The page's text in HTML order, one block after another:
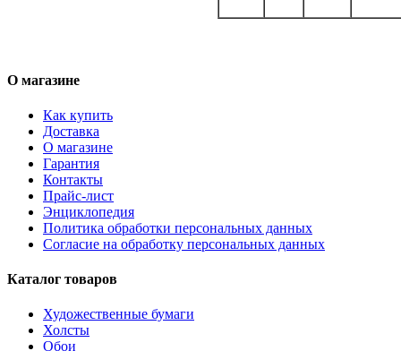
О магазине
Как купить
Доставка
О магазине
Гарантия
Контакты
Прайс-лист
Энциклопедия
Политика обработки персональных данных
Согласие на обработку персональных данных
Каталог товаров
Художественные бумаги
Холсты
Обои